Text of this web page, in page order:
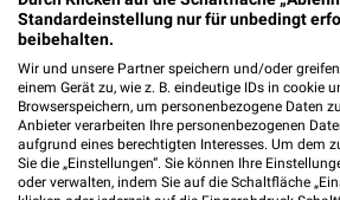
Standardeinstellung nur für unbedingt
beibehalten.
Wir und unsere Partner speichern und/oder
einem Gerät zu, wie z. B. eindeutige IDs in cookie
Browserspeichern, um personenbezogene Daten
Anbieter verarbeiten Ihre personenbezogenen
aufgrund eines berechtigten Interesses. Um dem
Sie die „Einstellungen“. Sie können Ihre
oder verwalten, indem Sie auf die Schaltfläche